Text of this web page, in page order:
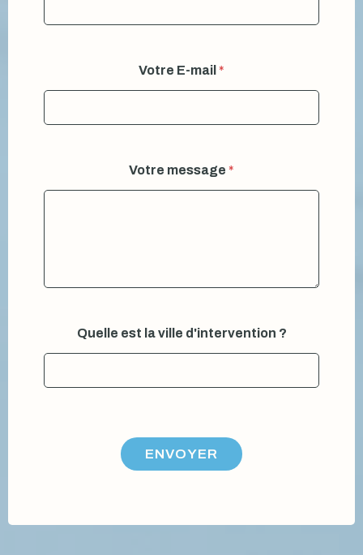
Votre E-mail *
Votre message *
Quelle est la ville d'intervention ?
ENVOYER